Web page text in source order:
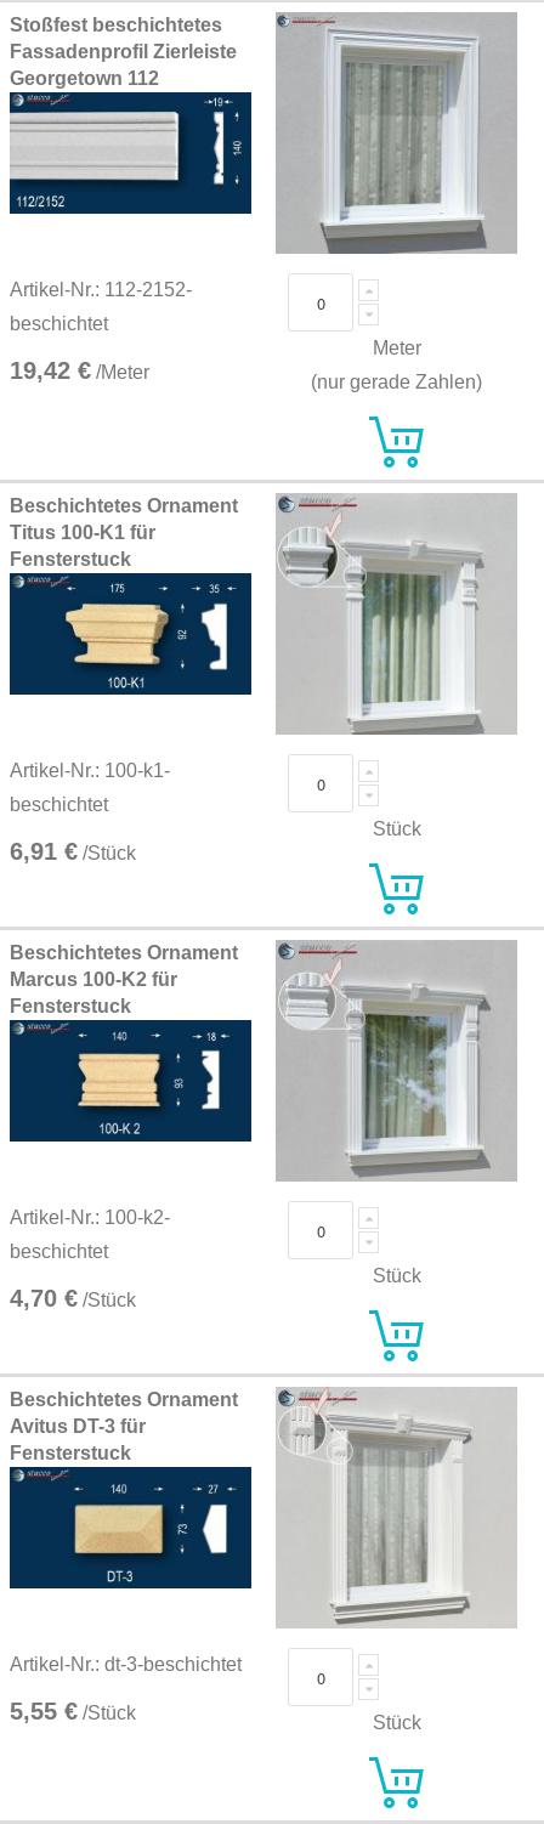
Stoßfest beschichtetes
Fassadenprofil Zierleiste
Georgetown 112
Artikel-Nr.: 112-2152-
beschichtet
19,42 € /Meter
Meter
(nur gerade Zahlen)
Beschichtetes Ornament
Titus 100-K1 für
Fensterstuck
Artikel-Nr.: 100-k1-
beschichtet
6,91 € /Stück
Stück
Beschichtetes Ornament
Marcus 100-K2 für
Fensterstuck
Artikel-Nr.: 100-k2-
beschichtet
4,70 € /Stück
Stück
Beschichtetes Ornament
Avitus DT-3 für
Fensterstuck
Artikel-Nr.: dt-3-beschichtet
5,55 € /Stück Stück